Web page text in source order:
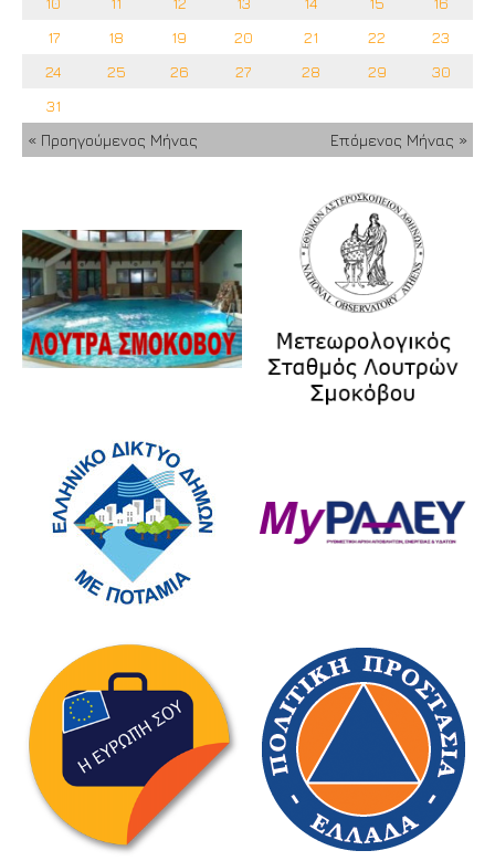
17
18 19 20 21 22
23
24
25 26 27 28 29
30
31
« Προηγούμενος Μήνας
Επόμενος Μήνας »